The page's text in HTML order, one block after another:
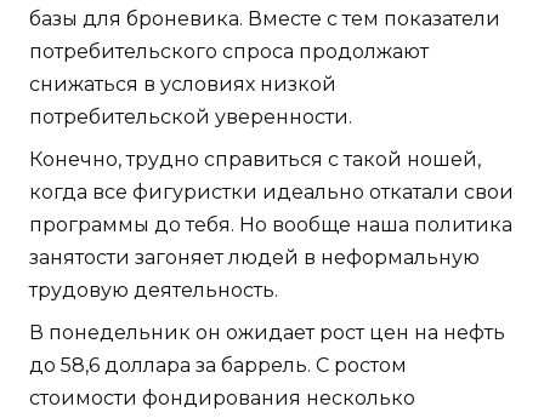
базы для броневика. Вместе с тем показатели
потребительского спроса продолжают
снижаться в условиях низкой
потребительской уверенности.
Конечно, трудно справиться с такой ношей,
когда все фигуристки идеально откатали свои
программы до тебя. Но вообще наша политика
занятости загоняет людей в неформальную
трудовую деятельность.
В понедельник он ожидает рост цен на нефть
до 58,6 доллара за баррель. С ростом
стоимости фондирования несколько